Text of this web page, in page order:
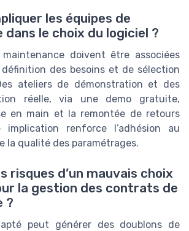
les équipes de
dans le choix du logiciel ?
doivent être associées
des besoins et de sélection
ateliers de démonstration et des
réelle, via une demo gratuite,
en main et la remontée de retours
implication renforce l’adhésion au
la qualité des paramétrages.
risques d’un mauvais choix
la gestion des contrats de
?
peut générer des doublons de